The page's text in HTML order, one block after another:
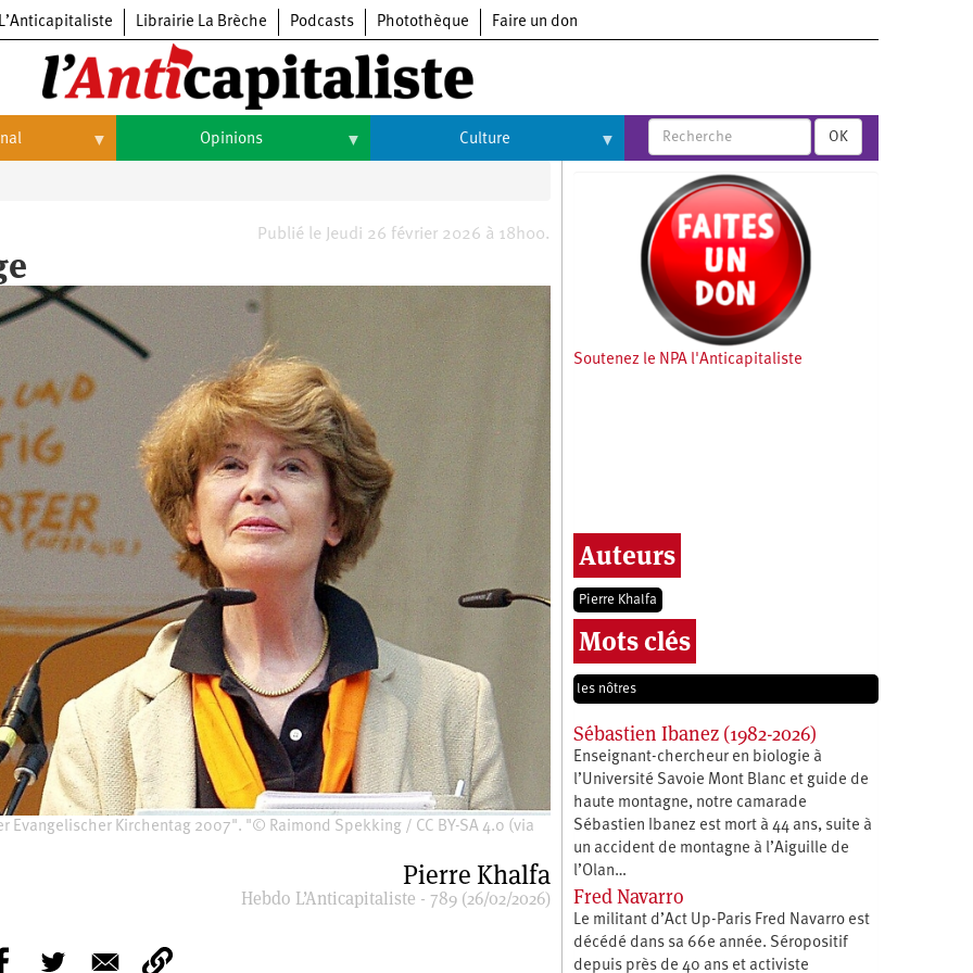
L’Anticapitaliste Librairie La Brèche Podcasts Photothèque Faire un don
Opinions Culture
Arts
Expositions
Livres
Musique
OK
Publié le Jeudi 26 février 2026 à 18h00.
Evangelischer Kirchentag 2007". "© Raimond Spekking / CC BY-SA 4.0 (via
Pierre Khalfa
Hebdo L’Anticapitaliste - 789 (26/02/2026)
Soutenez le NPA l'Anticapitaliste
Auteurs
Pierre Khalfa
Mots clés
les nôtres
Sébastien Ibanez (1982-2026)
Enseignant-chercheur en biologie à
l’Université Savoie Mont Blanc et guide de
haute montagne, notre camarade
Sébastien Ibanez est mort à 44 ans, suite à
un accident de montagne à l’Aiguille de
l’Olan…
Fred Navarro
Le militant d’Act Up-Paris Fred Navarro est
décédé dans sa 66e année. Séropositif
depuis près de 40 ans et activiste